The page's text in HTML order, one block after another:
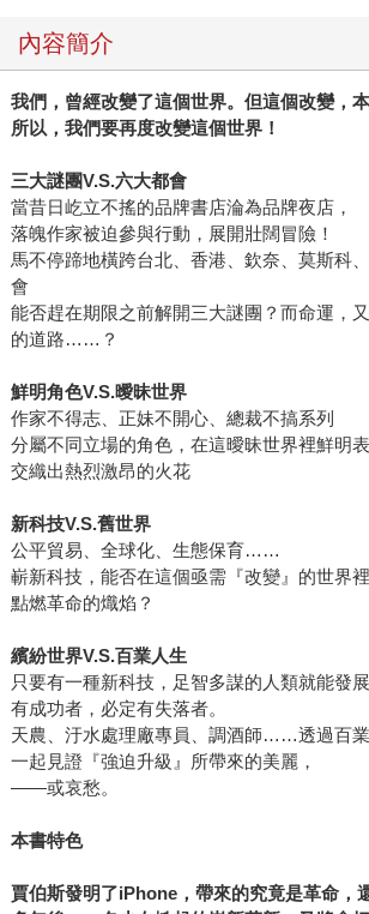
內容簡介
我們，曾經改變了這個世界。但這個改變，本
所以，我們要再度改變這個世界！
三大謎團V.S.六大都會
當昔日屹立不搖的品牌書店淪為品牌夜店，
落魄作家被迫參與行動，展開壯闊冒險！
馬不停蹄地橫跨台北、香港、欽奈、莫斯科
會
能否趕在期限之前解開三大謎團？而命運，
的道路……？
鮮明角色V.S.曖昧世界
作家不得志、正妹不開心、總裁不搞系列
分屬不同立場的角色，在這曖昧世界裡鮮明
交織出熱烈激昂的火花
新科技V.S.舊世界
公平貿易、全球化、生態保育……
嶄新科技，能否在這個亟需『改變』的世界裡
點燃革命的熾焰？
繽紛世界V.S.百業人生
只要有一種新科技，足智多謀的人類就能發
有成功者，必定有失落者。
天農、汙水處理廠專員、調酒師……透過百業
一起見證『強迫升級』所帶來的美麗，
――或哀愁。
本書特色
賈伯斯發明了iPhone，帶來的究竟是革命，